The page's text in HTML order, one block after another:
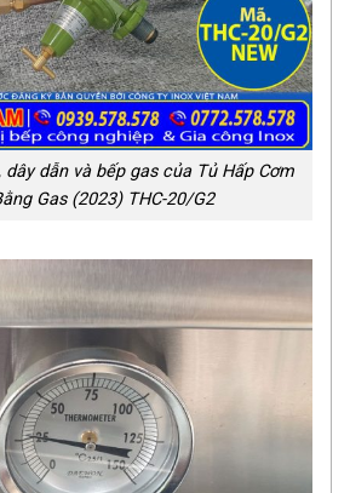
dây dẫn và bếp gas của Tủ Hấp Cơm
Gas (2023) THC-20/G2